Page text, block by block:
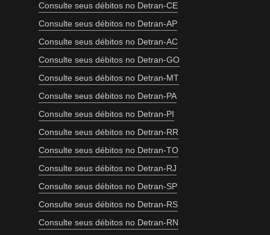
Consulte seus débitos no Detran-CE
Consulte seus débitos no Detran-AP
Consulte seus débitos no Detran-AC
Consulte seus débitos no Detran-GO
Consulte seus débitos no Detran-MT
Consulte seus débitos no Detran-PA
Consulte seus débitos no Detran-PI
Consulte seus débitos no Detran-RR
Consulte seus débitos no Detran-TO
Consulte seus débitos no Detran-RJ
Consulte seus débitos no Detran-SP
Consulte seus débitos no Detran-RS
Consulte seus débitos no Detran-RN